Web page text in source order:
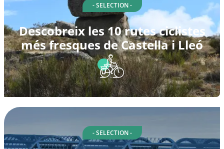
- SELECTION -
Descobreix les 10 rutes ciclistes
més fresques de Castella i Lleó
- SELECTION -